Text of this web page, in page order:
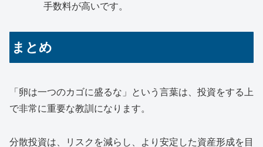
手数料が高いです。
まとめ
「卵は一つのカゴに盛るな」という言葉は、投資をする上
で非常に重要な教訓になります。
分散投資は、リスクを減らし、より安定した資産形成を目